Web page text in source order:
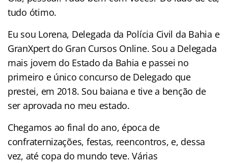
tudo ótimo.
Eu sou Lorena, Delegada da Polícia Civil da Bahia e
GranXpert do Gran Cursos Online. Sou a Delegada
mais jovem do Estado da Bahia e passei no
primeiro e único concurso de Delegado que
prestei, em 2018. Sou baiana e tive a benção de
ser aprovada no meu estado.
Chegamos ao final do ano, época de
confraternizações, festas, reencontros, e, dessa
vez, até copa do mundo teve. Várias